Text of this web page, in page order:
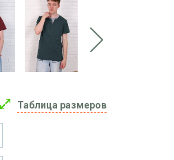
Таблица размеров